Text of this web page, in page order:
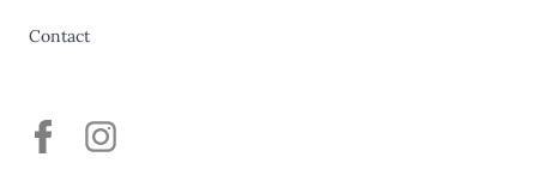
Contact